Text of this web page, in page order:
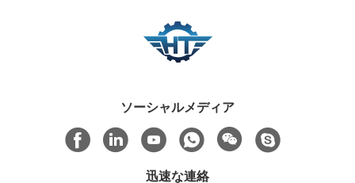
ソーシャルメディア
迅速な連絡